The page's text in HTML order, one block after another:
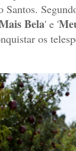
Santos.
Bela' e '
os